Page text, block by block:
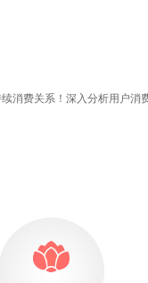
消费关系！深入分析用户消